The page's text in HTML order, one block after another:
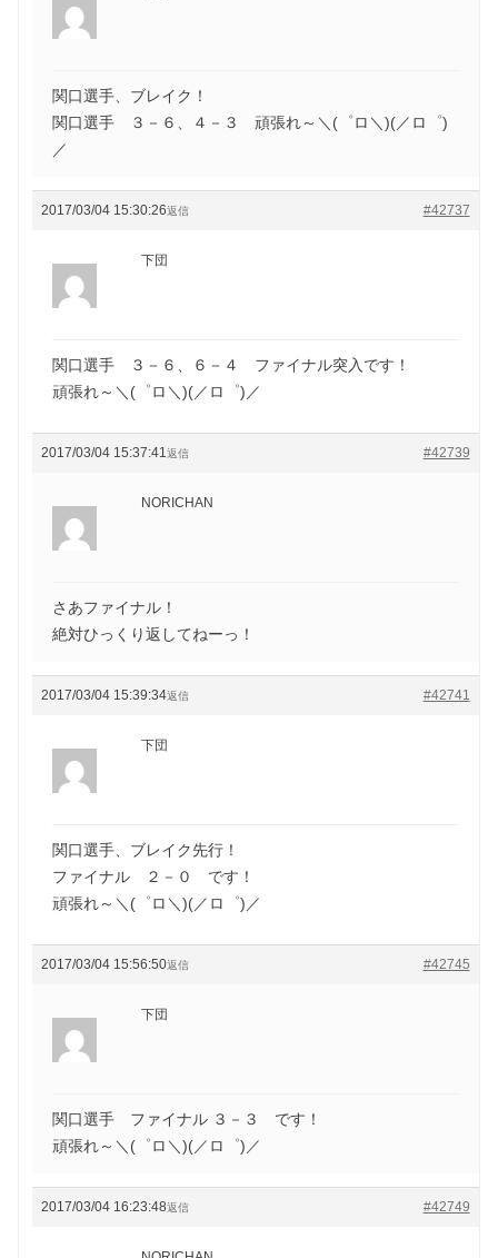
関口選手、ブレイク！
関口選手 ３－６、４－３ 頑張れ～＼(゜ロ＼)(／ロ゜)
／
2017/03/04 15:30:26 #42737
返信
下団
関口選手 ３－６、６－４ ファイナル突入です！
頑張れ～＼(゜ロ＼)(／ロ゜)／
2017/03/04 15:37:41 #42739
返信
NORICHAN
さあファイナル！
絶対ひっくり返してねーっ！
2017/03/04 15:39:34 #42741
返信
下団
関口選手、ブレイク先行！
ファイナル ２－０ です！
頑張れ～＼(゜ロ＼)(／ロ゜)／
2017/03/04 15:56:50 #42745
返信
下団
関口選手 ファイナル ３－３ です！
頑張れ～＼(゜ロ＼)(／ロ゜)／
2017/03/04 16:23:48 #42749
返信